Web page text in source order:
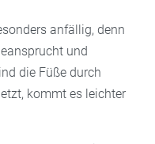
anfällig, denn
und
die Füße durch
kommt es leichter